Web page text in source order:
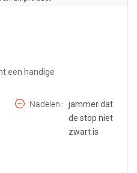
een handige
Nadelen:
jammer dat
de stop niet
zwart is